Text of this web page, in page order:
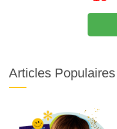
Articles Populaires